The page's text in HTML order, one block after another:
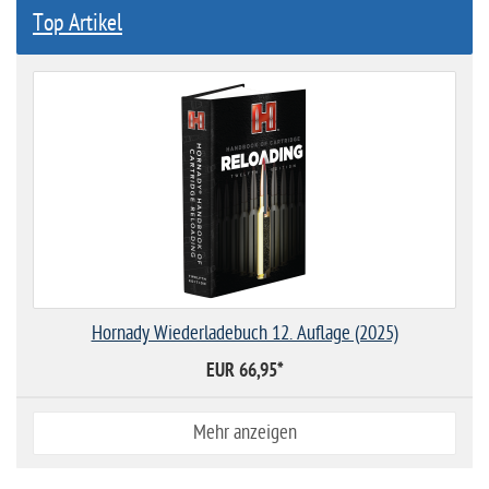
Top Artikel
Hornady Wiederladebuch 12. Auflage (2025)
EUR 66,95*
Mehr anzeigen